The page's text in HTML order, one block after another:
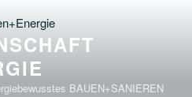
BAUEN+SANIEREN